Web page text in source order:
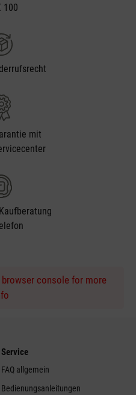
100
mit
console for more
Service
FAQ allgemein
Bedienungsanleitungen